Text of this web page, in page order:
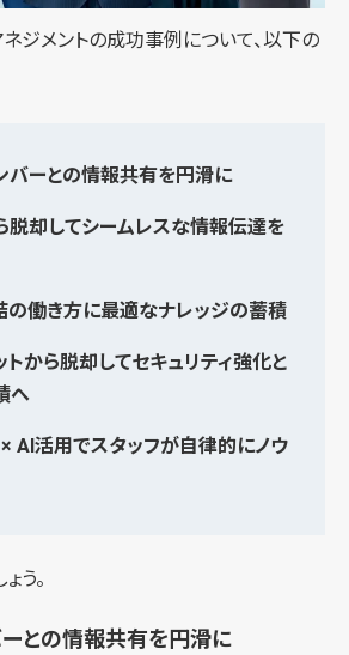
ネジメントの成功事例について、以下の
バーとの情報共有を円滑に
脱却してシームレスな情報伝達を
の働き方に最適なナレッジの蓄積
から脱却してセキュリティ強化と
へ
AI活用でスタッフが自律的にノウ
う。
との情報共有を円滑に